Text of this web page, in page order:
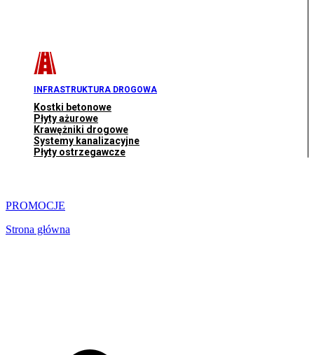
INFRASTRUKTURA DROGOWA
Kostki betonowe
Płyty ażurowe
Krawężniki drogowe
Systemy kanalizacyjne
Płyty ostrzegawcze
PROMOCJE
Strona główna